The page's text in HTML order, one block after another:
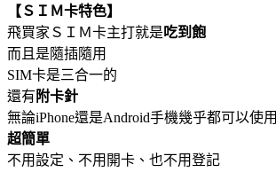
【ＳＩＭ卡特色】
飛買家ＳＩＭ卡主打就是 吃到飽
而且是隨插隨用
SIM卡是三合一的
還有 附卡針
無論iPhone還是Android手機幾乎都可以使用
超簡單
不用設定、不用開卡、也不用登記